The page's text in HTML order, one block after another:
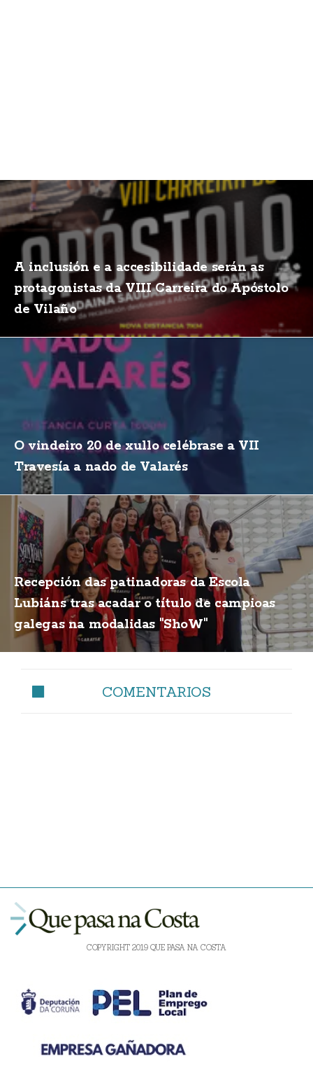
A inclusión e a accesibilidade serán as
protagonistas da VIII Carreira do Apóstolo
de Vilaño
O vindeiro 20 de xullo celébrase a VII
Travesía a nado de Valarés
Recepción das patinadoras da Escola
Lubiáns tras acadar o título de campioas
galegas na modalidas "ShoW"
COMENTARIOS
COPYRIGHT 2019 QUE PASA NA COSTA